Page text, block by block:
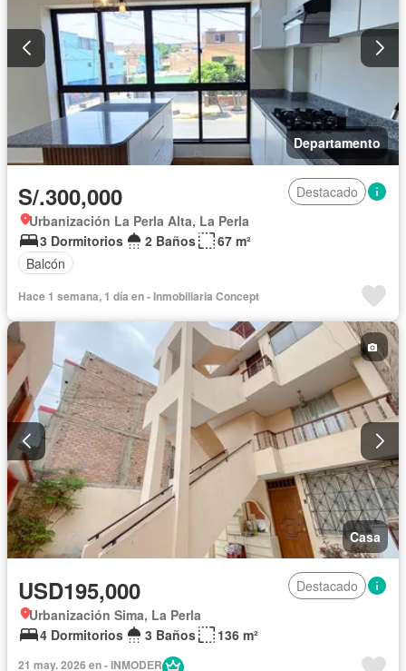
Departamento
S/.300,000
Destacado
Urbanización La Perla Alta, La Perla
3 Dormitorios
2 Baños
67 m²
Balcón
Hace 1 semana, 1 día en - Inmobiliaria Concept
Casa
USD195,000
Destacado
Urbanización Sima, La Perla
4 Dormitorios
3 Baños 136 m²
21 may. 2026 en - INMODER